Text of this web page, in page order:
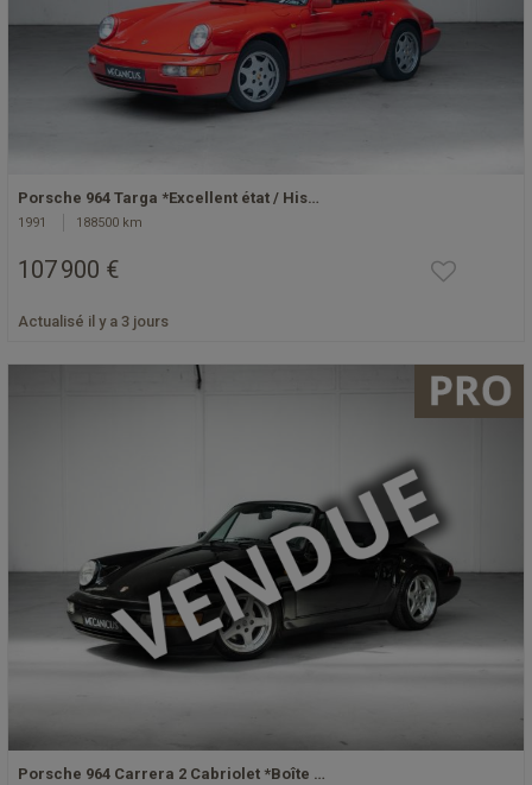
Porsche 964 Targa *Excellent état / His…
1991 188500 km
107 900 €
Actualisé il y a 3 jours
Porsche 964 Carrera 2 Cabriolet *Boîte …